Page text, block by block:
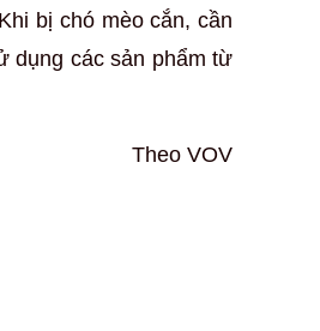
bị chó mèo cắn, cần
dụng các sản phẩm từ
Theo VOV